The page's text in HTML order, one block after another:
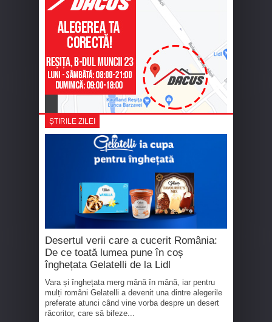
ȘTIRILE ZILEI
Desertul verii care a cucerit România:
De ce toată lumea pune în coș
înghețata Gelatelli de la Lidl
Vara și înghețata merg mână în mână, iar pentru
mulți români Gelatelli a devenit una dintre alegerile
preferate atunci când vine vorba despre un desert
răcoritor, care să bifeze...